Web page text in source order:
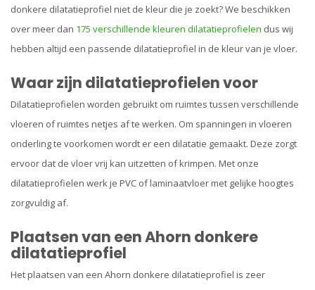
donkere dilatatieprofiel niet de kleur die je zoekt? We beschikken
over meer dan 175 verschillende kleuren dilatatieprofielen dus wij
hebben altijd een passende dilatatieprofiel in de kleur van je vloer.
Waar zijn dilatatieprofielen voor
Dilatatieprofielen worden gebruikt om ruimtes tussen verschillende
vloeren of ruimtes netjes af te werken. Om spanningen in vloeren
onderling te voorkomen wordt er een dilatatie gemaakt. Deze zorgt
ervoor dat de vloer vrij kan uitzetten of krimpen. Met onze
dilatatieprofielen werk je PVC of laminaatvloer met gelijke hoogtes
zorgvuldig af.
Plaatsen van een Ahorn donkere
dilatatieprofiel
Het plaatsen van een Ahorn donkere dilatatieprofiel is zeer